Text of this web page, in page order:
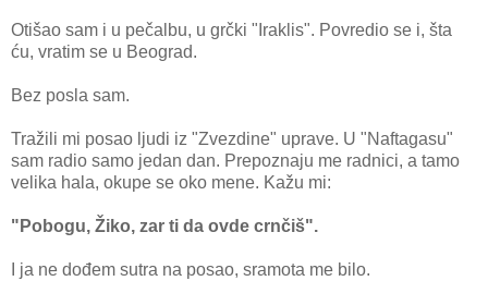
Otišao sam i u pečalbu, u grčki "Iraklis". Povredio se i, šta
ću, vratim se u Beograd.
Bez posla sam.
Tražili mi posao ljudi iz "Zvezdine" uprave. U "Naftagasu"
sam radio samo jedan dan. Prepoznaju me radnici, a tamo
velika hala, okupe se oko mene. Kažu mi:
"Pobogu, Žiko, zar ti da ovde crnčiš".
I ja ne dođem sutra na posao, sramota me bilo.